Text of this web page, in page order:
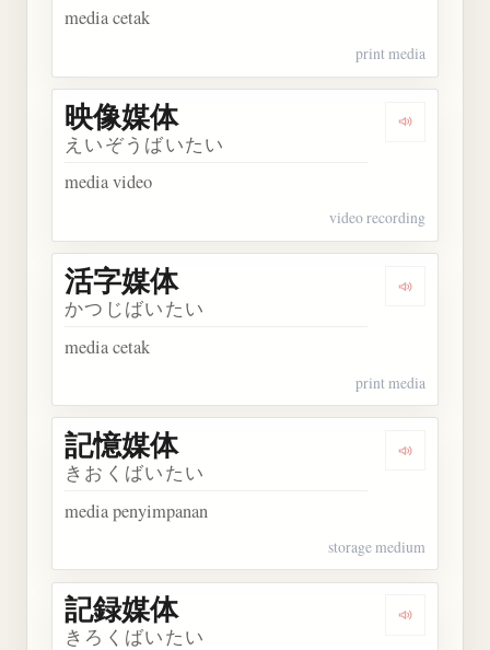
media cetak
print media
Dengarkan
映像媒体
えいぞうばいたい
media video
video recording
Dengarkan
活字媒体
かつじばいたい
media cetak
print media
Dengarkan
記憶媒体
きおくばいたい
media penyimpanan
storage medium
Dengarkan
記録媒体
きろくばいたい